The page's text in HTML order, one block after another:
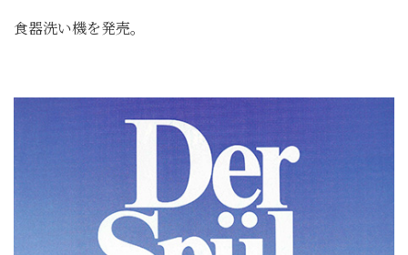
食器洗い機を発売。